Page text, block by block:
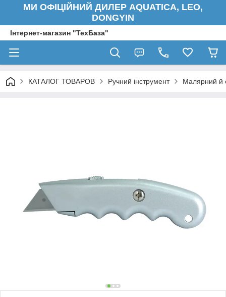
МИ ОФІЦІЙНИЙ ДИЛЕР AQUATICA, LEO,
DONGYIN
Інтернет-магазин "ТехБаза"
КАТАЛОГ ТОВАРОВ Ручний інструмент Малярний й